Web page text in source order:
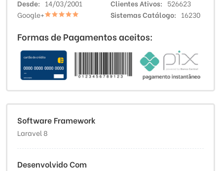
Desde 14/03/2001 Clientes Ativos
526623
Google+
Sistemas Catálogo 16230
Formas de Pagamentos aceitos:
Software Framework
Laravel 8
Desenvolvido Com